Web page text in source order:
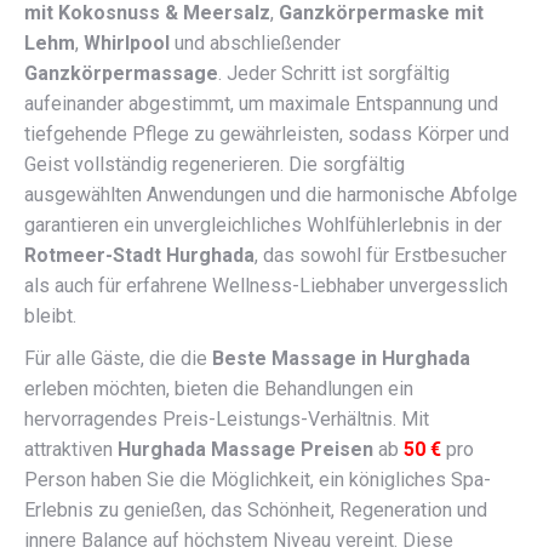
mit Kokosnuss & Meersalz, Ganzkörpermaske mit
Lehm, Whirlpool und abschließender
Ganzkörpermassage. Jeder Schritt ist sorgfältig
aufeinander abgestimmt, um maximale Entspannung und
tiefgehende Pflege zu gewährleisten, sodass Körper und
Geist vollständig regenerieren. Die sorgfältig
ausgewählten Anwendungen und die harmonische Abfolge
garantieren ein unvergleichliches Wohlfühlerlebnis in der
Rotmeer-Stadt Hurghada, das sowohl für Erstbesucher
als auch für erfahrene Wellness-Liebhaber unvergesslich
bleibt.
Für alle Gäste, die die Beste Massage in Hurghada
erleben möchten, bieten die Behandlungen ein
hervorragendes Preis-Leistungs-Verhältnis. Mit
attraktiven Hurghada Massage Preisen ab 50 € pro
Person haben Sie die Möglichkeit, ein königliches Spa-
Erlebnis zu genießen, das Schönheit, Regeneration und
innere Balance auf höchstem Niveau vereint. Diese